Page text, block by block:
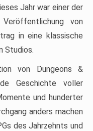
Jahr war einer der
von
in eine klassische
Studios.
von Dungeons &
Geschichte voller
und hunderter
anders machen
des Jahrzehnts und